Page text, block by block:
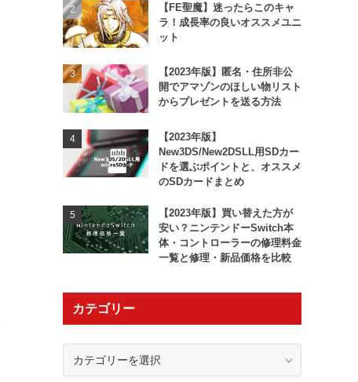
【FE聖魔】迷ったらこのキャ
ラ！成長率の良いオススメユニ
ット
【2023年版】匿名・住所非公
開でアマゾンのほしい物リスト
からプレゼントを送る方法
【2023年版】
New3DS/New2DSLL用SDカー
ドを選ぶポイントと、オススメ
のSDカードまとめ
【2023年版】買い替えた方が
安い？ニンテンドーSwitch本
体・コントローラーの修理料金
一覧と修理・新品価格を比較
カテゴリー